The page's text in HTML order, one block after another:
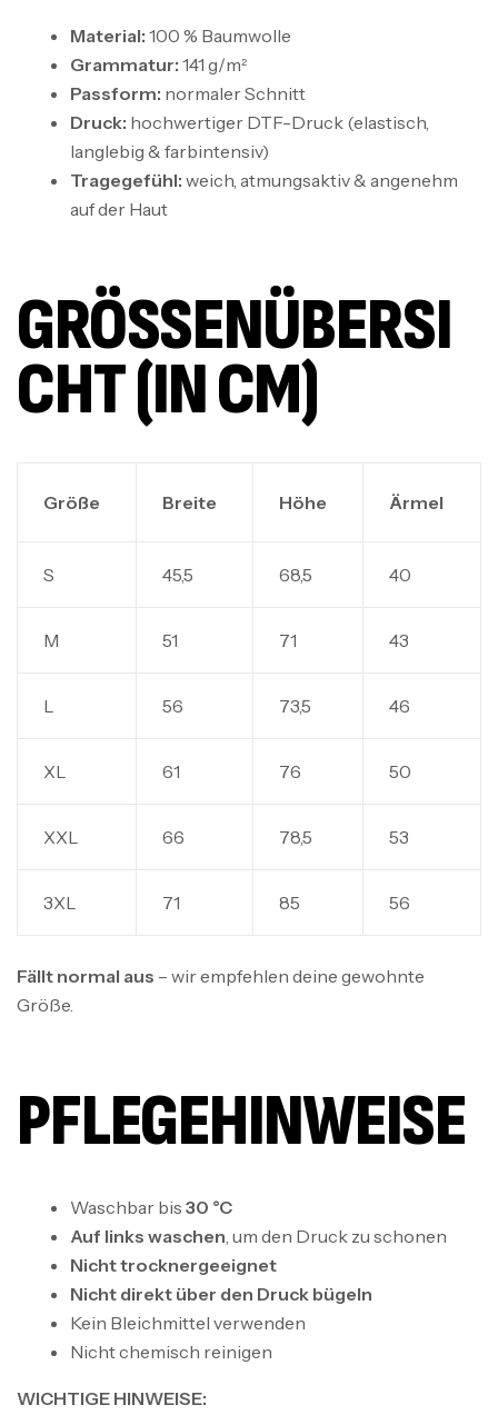
Material: 100 % Baumwolle
Grammatur: 141 g/m²
Passform: normaler Schnitt
Druck: hochwertiger DTF-Druck (elastisch,
langlebig & farbintensiv)
Tragegefühl: weich, atmungsaktiv & angenehm
auf der Haut
GRÖSSENÜBERSIC
HT (IN CM)
Größe Breite Höhe Ärmel
S 45,5 68,5 40
M 51 71 43
L 56 73,5 46
XL 61 76 50
XXL 66 78,5 53
3XL 71 85 56
Fällt normal aus – wir empfehlen deine gewohnte
Größe.
PFLEGEHINWEISE
Waschbar bis 30 °C
Auf links waschen, um den Druck zu schonen
Nicht trocknergeeignet
Nicht direkt über den Druck bügeln
Kein Bleichmittel verwenden
Nicht chemisch reinigen
WICHTIGE HINWEISE: